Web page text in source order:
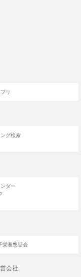
リ
グ検索
ダー
栄養懇話会
会社